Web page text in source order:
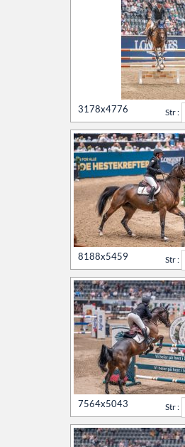
3178x4776 Str :
8188x5459 Str :
7564x5043 Str :